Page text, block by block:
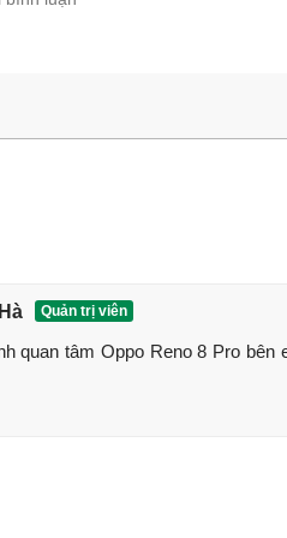
Quản trị viên
quan tâm Oppo Reno 8 Pro bên